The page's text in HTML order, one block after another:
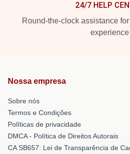
24/7 HELP
Round-the-clock assistance
experience
Nossa empresa
Sobre nós
Termos e Condições
Políticas de privacidade
DMCA - Política de Direitos Autorais
CA SB657: Lei de Transparência de